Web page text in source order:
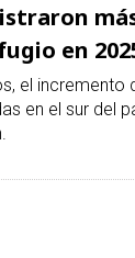
en
el incremento
en el sur del